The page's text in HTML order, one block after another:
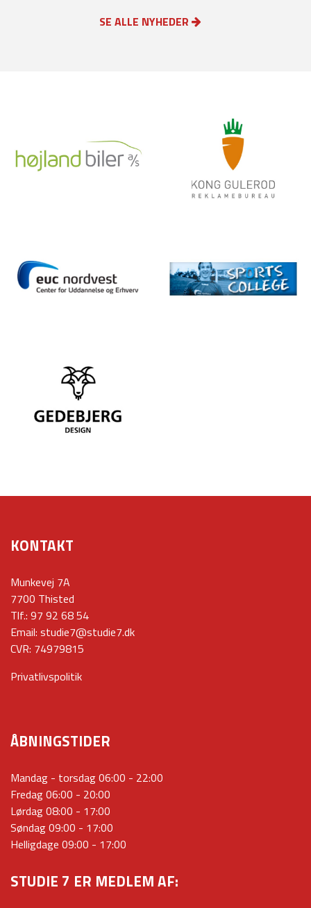
SE ALLE NYHEDER
KONTAKT
Munkevej 7A
7700 Thisted
Tlf.: 97 92 68 54
Email: studie7@studie7.dk
CVR: 74979815
Privatlivspolitik
ÅBNINGSTIDER
Mandag - torsdag 06:00 - 22:00
Fredag 06:00 - 20:00
Lørdag 08:00 - 17:00
Søndag 09:00 - 17:00
Helligdage 09:00 - 17:00
STUDIE 7 ER MEDLEM AF: